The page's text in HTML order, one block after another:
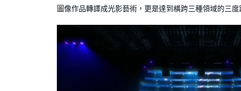
圖像作品轉譯成光影藝術，更是達到橫跨三種領域的三度